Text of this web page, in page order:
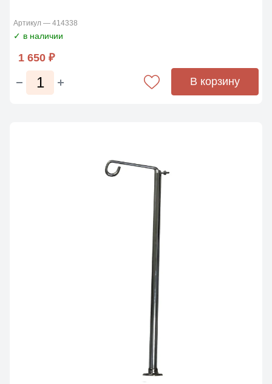
Артикул — 414338
✓ в наличии
1 650 ₽
В корзину